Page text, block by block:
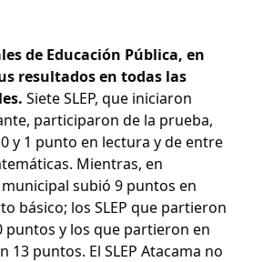
de Educación Pública, en
resultados en todas las
Siete SLEP, que iniciaron
participaron de la prueba,
y 1 punto en lectura y de entre
Mientras, en
subió 9 puntos en
básico; los SLEP que partieron
puntos y los que partieron en
13 puntos. El SLEP Atacama no